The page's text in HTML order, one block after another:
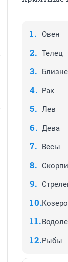
Овен
Телец
Рак
Лев
Дева
Весы
Рыбы